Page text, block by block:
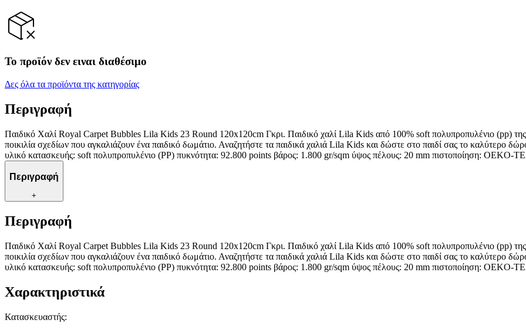
Το προϊόν δεν ειναι διαθέσιμο
Δες όλα τα προϊόντα της κατηγορίας
Περιγραφή
Παιδικό Χαλί Royal Carpet Bubbles Lila Kids 23 Round 120x120cm Γκρι. Παιδικό χαλί Lila Kids από 100% soft πολυπροπυλένιο (pp) της
ποικιλία σχεδίων που αγκαλιάζουν ένα παιδικό δωμάτιο. Αναζητήστε τα παιδικά χαλιά Lila Kids και δώστε στο παιδί σας το καλύτερο
υλικό κατασκευής: soft πολυπροπυλένιο (PP) πυκνότητα: 92.800 points βάρος: 1.800 gr/sqm ύψος πέλους: 20 mm πιστοποίηση: OEKO-
Περιγραφή
+
Περιγραφή
Παιδικό Χαλί Royal Carpet Bubbles Lila Kids 23 Round 120x120cm Γκρι. Παιδικό χαλί Lila Kids από 100% soft πολυπροπυλένιο (pp) της
ποικιλία σχεδίων που αγκαλιάζουν ένα παιδικό δωμάτιο. Αναζητήστε τα παιδικά χαλιά Lila Kids και δώστε στο παιδί σας το καλύτερο
υλικό κατασκευής: soft πολυπροπυλένιο (PP) πυκνότητα: 92.800 points βάρος: 1.800 gr/sqm ύψος πέλους: 20 mm πιστοποίηση: OEKO-
Χαρακτηριστικά
Κατασκευαστής: